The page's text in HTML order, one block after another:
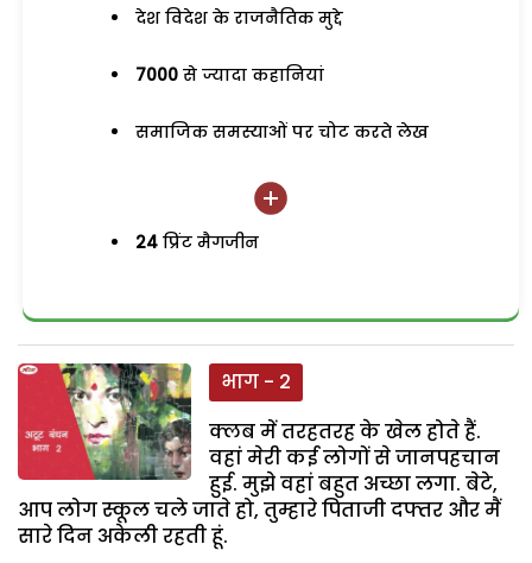
देश विदेश के राजनैतिक मुद्दे
7000 से ज्यादा कहानियां
समाजिक समस्याओं पर चोट करते लेख
24 प्रिंट मैगजीन
भाग - 2
क्लब में तरहतरह के खेल होते हैं.
वहां मेरी कई लोगों से जानपहचान
हुई. मुझे वहां बहुत अच्छा लगा. बेटे,
आप लोग स्कूल चले जाते हो, तुम्हारे पिताजी दफ्तर और मैं
सारे दिन अकेली रहती हूं.